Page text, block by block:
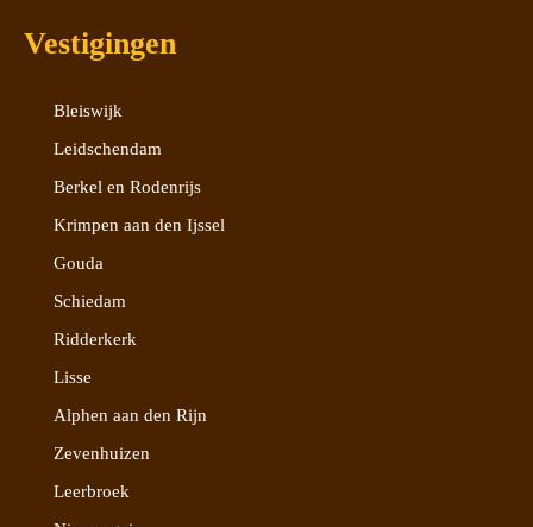
Vestigingen
Bleiswijk
Leidschendam
Berkel en Rodenrijs
Krimpen aan den Ijssel
Gouda
Schiedam
Ridderkerk
Lisse
Alphen aan den Rijn
Zevenhuizen
Leerbroek